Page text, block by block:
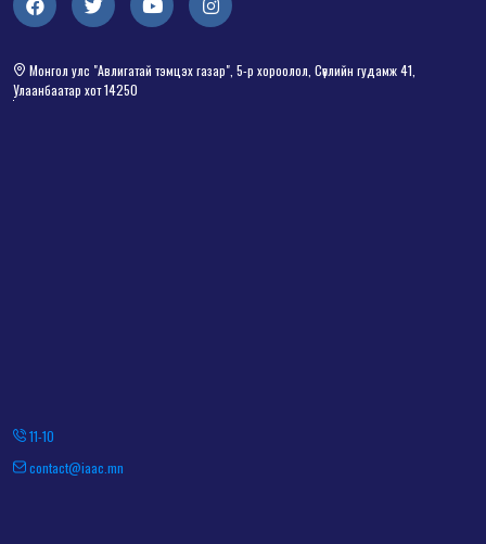
Монгол улс "Авлигатай тэмцэх газар", 5-р хороолол, Сөүлийн гудамж 41,
Улаанбаатар хот 14250
11-10
contact@iaac.mn